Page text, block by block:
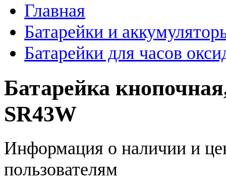
Главная
Батарейки и
Батарейки для часов
Батарейка
SR43W
Информация о наличии и
пользователям